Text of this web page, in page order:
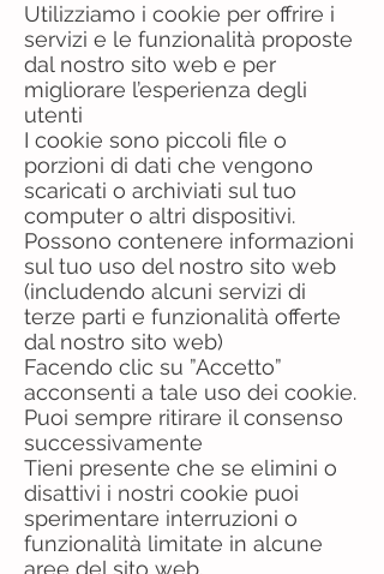
Utilizziamo i cookie per offrire i
servizi e le funzionalità proposte
dal nostro sito web e per
migliorare l’esperienza degli
utenti
I cookie sono piccoli file o
porzioni di dati che vengono
scaricati o archiviati sul tuo
computer o altri dispositivi.
Possono contenere informazioni
sul tuo uso del nostro sito web
(includendo alcuni servizi di
terze parti e funzionalità offerte
dal nostro sito web)
Facendo clic su ”Accetto”
acconsenti a tale uso dei cookie.
Puoi sempre ritirare il consenso
successivamente
Tieni presente che se elimini o
disattivi i nostri cookie puoi
sperimentare interruzioni o
funzionalità limitate in alcune
aree del sito web.